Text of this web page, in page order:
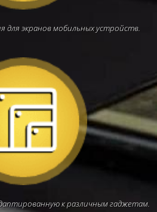
для экранов мобильных устройств.
к различным гаджетам.